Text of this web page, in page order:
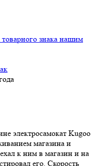
электросамокат Kugoo
магазина и
к ним в магазин и на
его. Скорость